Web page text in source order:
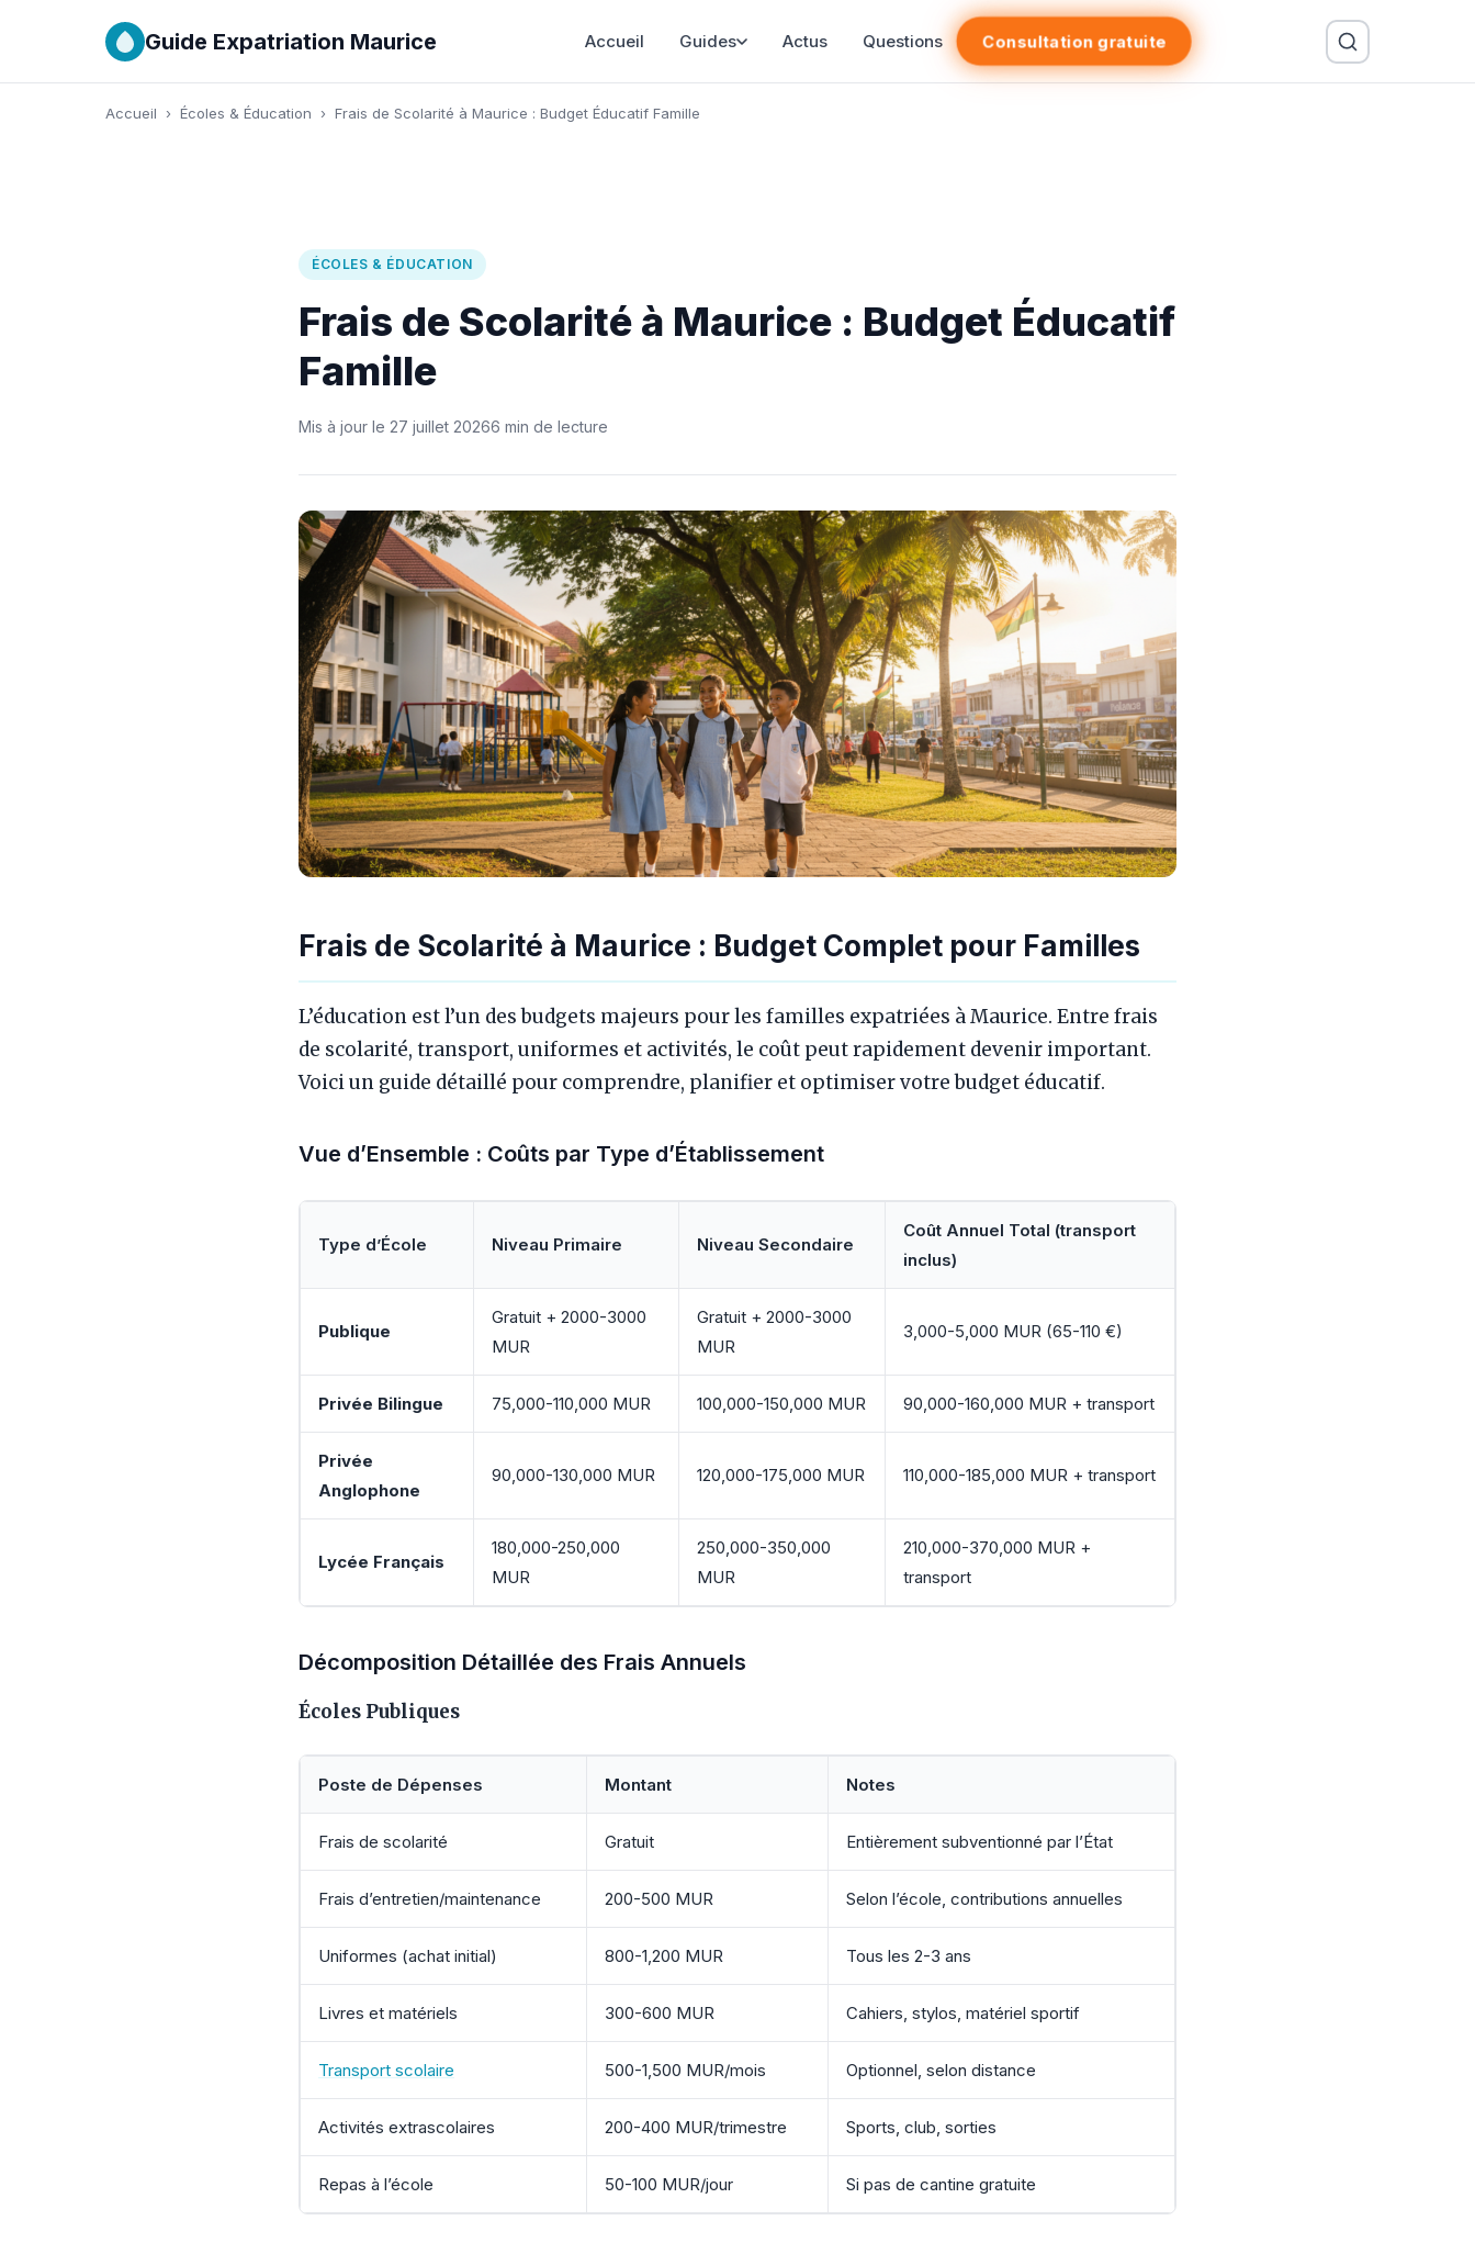
Guide Expatriation Maurice Accueil Guides Actus Questions Consultation gratuite
Accueil › Écoles & Éducation › Frais de Scolarité à Maurice : Budget Éducatif Famille
ÉCOLES & ÉDUCATION
Frais de Scolarité à Maurice : Budget Éducatif
Famille
Mis à jour le 27 juillet 20266 min de lecture
Frais de Scolarité à Maurice : Budget Complet pour Familles
L’éducation est l’un des budgets majeurs pour les familles expatriées à Maurice. Entre frais
de scolarité, transport, uniformes et activités, le coût peut rapidement devenir important.
Voici un guide détaillé pour comprendre, planifier et optimiser votre budget éducatif.
Vue d’Ensemble : Coûts par Type d’Établissement
Type d’École Niveau Primaire Niveau Secondaire
Coût Annuel Total (transport
inclus)
Publique
Gratuit + 2000-3000
MUR
Gratuit + 2000-3000
MUR
3,000-5,000 MUR (65-110 €)
Privée Bilingue 75,000-110,000 MUR 100,000-150,000 MUR 90,000-160,000 MUR + transport
Privée
Anglophone
90,000-130,000 MUR 120,000-175,000 MUR 110,000-185,000 MUR + transport
Lycée Français
180,000-250,000
MUR
250,000-350,000
MUR
210,000-370,000 MUR +
transport
Décomposition Détaillée des Frais Annuels
Écoles Publiques
Poste de Dépenses Montant Notes
Frais de scolarité Gratuit Entièrement subventionné par l’État
Frais d’entretien/maintenance 200-500 MUR Selon l’école, contributions annuelles
Uniformes (achat initial) 800-1,200 MUR Tous les 2-3 ans
Livres et matériels 300-600 MUR Cahiers, stylos, matériel sportif
Transport scolaire 500-1,500 MUR/mois Optionnel, selon distance
Activités extrascolaires 200-400 MUR/trimestre Sports, club, sorties
Repas à l’école 50-100 MUR/jour Si pas de cantine gratuite